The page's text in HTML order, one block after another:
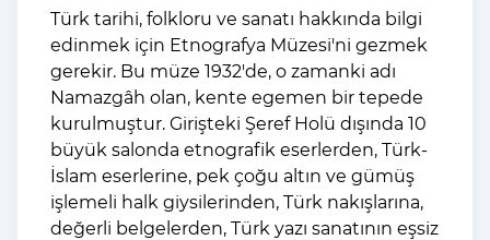
Türk tarihi, folkloru ve sanatı hakkında bilgi
edinmek için Etnografya Müzesi'ni gezmek
gerekir. Bu müze 1932'de, o zamanki adı
Namazgâh olan, kente egemen bir tepede
kurulmuştur. Girişteki Şeref Holü dışında 10
büyük salonda etnografik eserlerden, Türk-
İslam eserlerine, pek çoğu altın ve gümüş
işlemeli halk giysilerinden, Türk nakışlarına,
değerli belgelerden, Türk yazı sanatının eşsiz